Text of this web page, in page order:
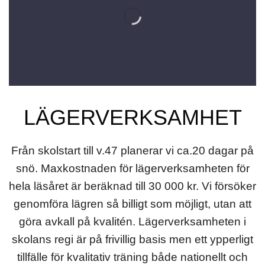
LÄGERVERKSAMHET
Från skolstart till v.47 planerar vi ca.20 dagar på
snö. Maxkostnaden för lägerverksamheten för
hela läsåret är beräknad till 30 000 kr. Vi försöker
genomföra lägren så billigt som möjligt, utan att
göra avkall på kvalitén. Lägerverksamheten i
skolans regi är på frivillig basis men ett ypperligt
tillfälle för kvalitativ träning både nationellt och